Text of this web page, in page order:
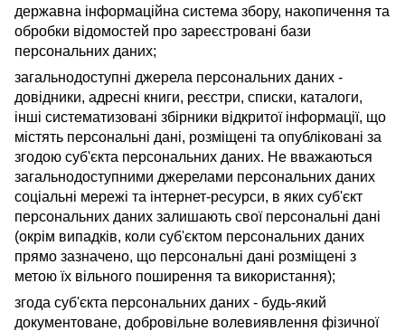
державна інформаційна система збору, накопичення та
обробки відомостей про зареєстровані бази
персональних даних;
загальнодоступні джерела персональних даних -
довідники, адресні книги, реєстри, списки, каталоги,
інші систематизовані збірники відкритої інформації, що
містять персональні дані, розміщені та опубліковані за
згодою суб'єкта персональних даних. Не вважаються
загальнодоступними джерелами персональних даних
соціальні мережі та інтернет-ресурси, в яких суб'єкт
персональних даних залишають свої персональні дані
(окрім випадків, коли суб'єктом персональних даних
прямо зазначено, що персональні дані розміщені з
метою їх вільного поширення та використання);
згода суб'єкта персональних даних - будь-який
документоване, добровільне волевиявлення фізичної